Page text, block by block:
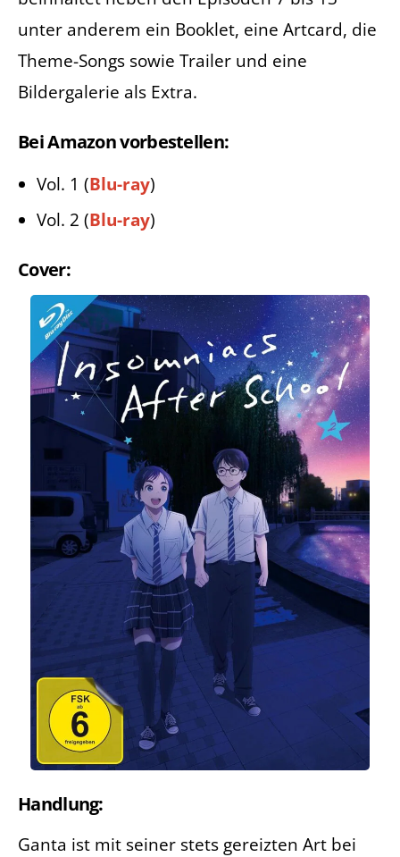
unter anderem ein Booklet, eine Artcard, die
Theme-Songs sowie Trailer und eine
Bildergalerie als Extra.
Bei Amazon vorbestellen:
Vol. 1 (Blu-ray)
Vol. 2 (Blu-ray)
Cover:
Handlung:
Ganta ist mit seiner stets gereizten Art bei